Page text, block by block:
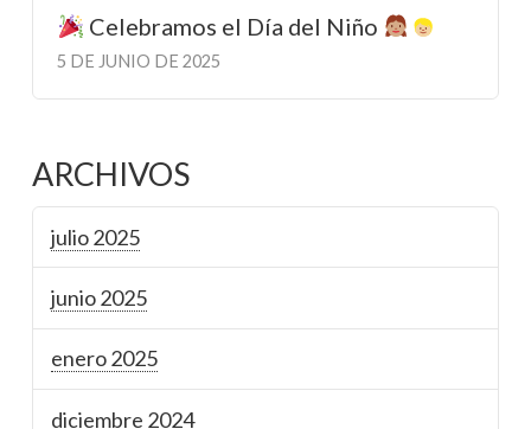
Celebramos el Día del Niño
5 DE JUNIO DE 2025
ARCHIVOS
julio 2025
junio 2025
enero 2025
diciembre 2024